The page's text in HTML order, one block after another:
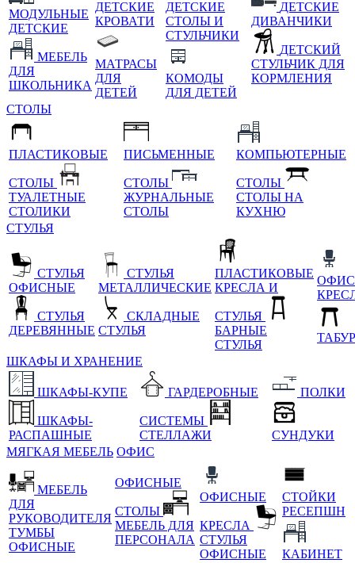
МОДУЛЬНЫЕ
ДЕТСКИЕ
МЕБЕЛЬ
ДЛЯ
ШКОЛЬНИКА
ДЕТСКИЕ
КРОВАТИ
МАТРАСЫ
ДЛЯ
ДЕТЕЙ
ДЕТСКИЕ
СТОЛЫ И
СТУЛЬЧИКИ
КОМОДЫ
ДЛЯ ДЕТЕЙ
ДЕТСКИЕ
ДИВАНЧИКИ
ДЕТСКИЙ
СТУЛЬЧИК ДЛЯ
КОРМЛЕНИЯ
СТОЛЫ
ПЛАСТИКОВЫЕ
СТОЛЫ
ТУАЛЕТНЫЕ
СТОЛИКИ
ПИСЬМЕННЫЕ
СТОЛЫ
ЖУРНАЛЬНЫЕ
СТОЛЫ
КОМПЬЮТЕРНЫЕ
СТОЛЫ
СТОЛЫ НА
КУХНЮ
СТУЛЬЯ
СТУЛЬЯ
ОФИСНЫЕ
СТУЛЬЯ
ДЕРЕВЯННЫЕ
СТУЛЬЯ
МЕТАЛЛИЧЕСКИЕ
СКЛАДНЫЕ
СТУЛЬЯ
ПЛАСТИКОВЫЕ
КРЕСЛА И
СТУЛЬЯ
БАРНЫЕ
СТУЛЬЯ
ШКАФЫ И ХРАНЕНИЕ
ШКАФЫ-КУПЕ
ШКАФЫ-
РАСПАШНЫЕ
ГАРДЕРОБНЫЕ
СИСТЕМЫ
СТЕЛЛАЖИ
ПОЛКИ
СУНДУКИ
МЯГКАЯ МЕБЕЛЬ ОФИС
МЕБЕЛЬ
ДЛЯ
РУКОВОДИТЕЛЯ
ТУМБЫ
ОФИСНЫЕ
ОФИСНЫЕ
СТОЛЫ
МЕБЕЛЬ ДЛЯ
ПЕРСОНАЛА
ОФИСНЫЕ
КРЕСЛА
СТУЛЬЯ
ОФИСНЫЕ
СТОЙКИ
РЕСЕПШН
КАБИНЕТ